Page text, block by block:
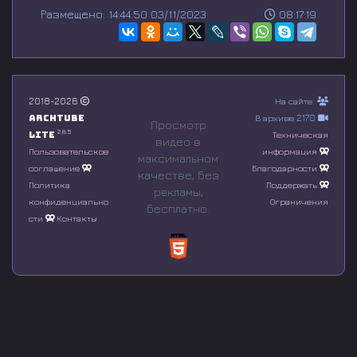
e
n
o
f
0
s
o
n
d
08:17:19
Размещено: 14:44:50 03/11/2023
2018-2026
Archtube
Lite 2.8.5
Пользовательское
соглашение
Политика
конфиденциально
сти
Контакты
Просмотр
видео в
максимальном
качестве, без
рeкламы,
бесплатно.
На сайте:
В архиве 2170
Техническая
информация
Благодарности
Поддержать
Ограничения